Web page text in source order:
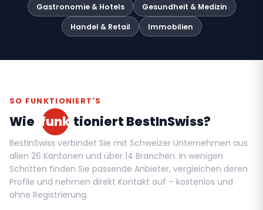
Gastronomie & Hotels
Gesundheit & Medizin
Handel & Retail
Immobilien
SO FUNKTIONIERT'S
Wie funk tioniert BestInSwiss?
BestInSwiss verbindet Sie mit Schweizer Unternehmen aus
allen 26 Kantonen und über 14 Branchen. In wenigen
Schritten finden Sie passende Anbieter, vergleichen deren
Profile und nehmen direkt Kontakt auf – kostenlos und
ohne Registrierung.